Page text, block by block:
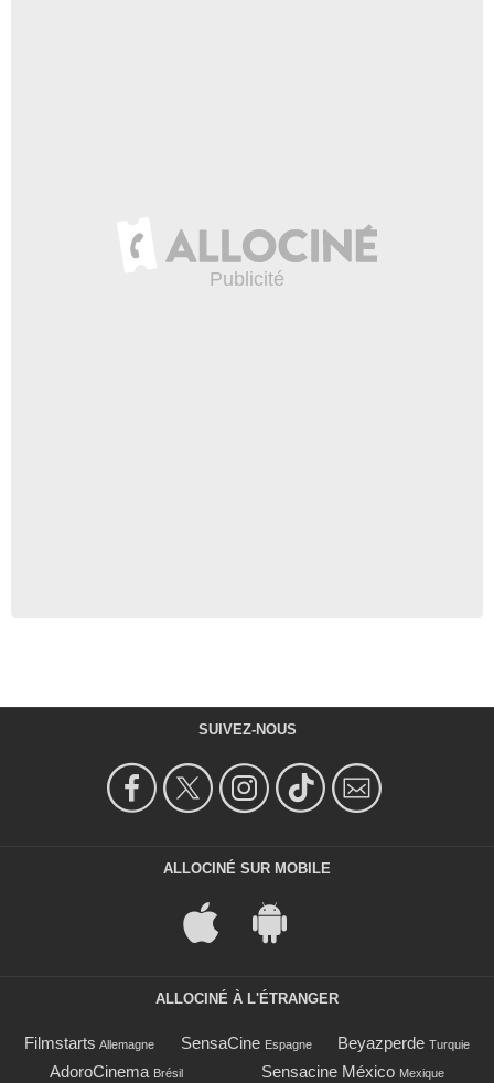
SUIVEZ-NOUS
ALLOCINÉ SUR MOBILE
ALLOCINÉ À L'ÉTRANGER
Filmstarts Allemagne SensaCine Espagne Beyazperde Turquie
AdoroCinema Brésil Sensacine México Mexique